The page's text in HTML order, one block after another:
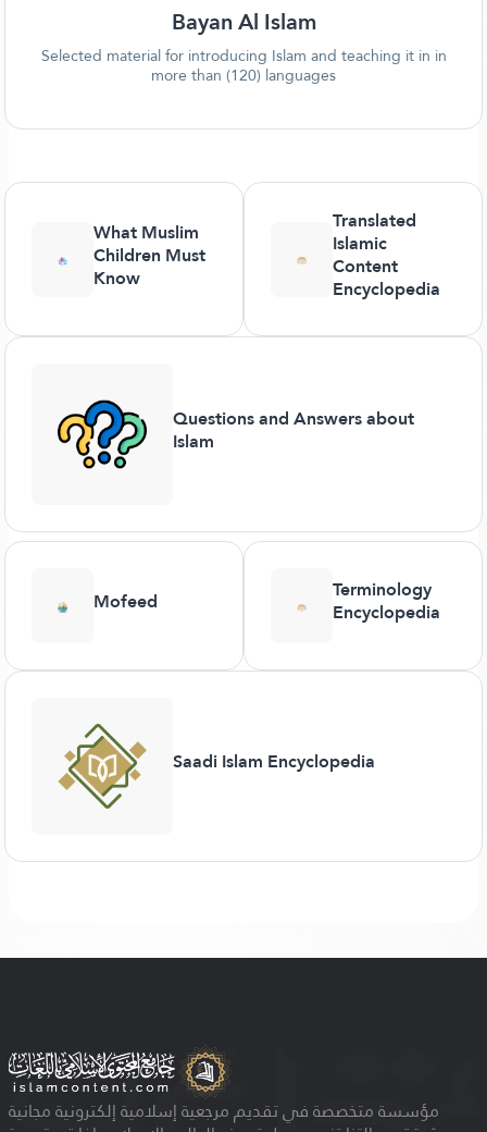
Bayan Al Islam
Selected material for introducing Islam and teaching it in in
more than (120) languages
What Muslim
Children Must
Know
Translated
Islamic
Content
Encyclopedia
Questions and Answers about
Islam
Mofeed Terminology
Encyclopedia
Saadi Islam Encyclopedia
مؤسسة متخصصة في تقديم مرجعية إسلامية إلكترونية مجانية